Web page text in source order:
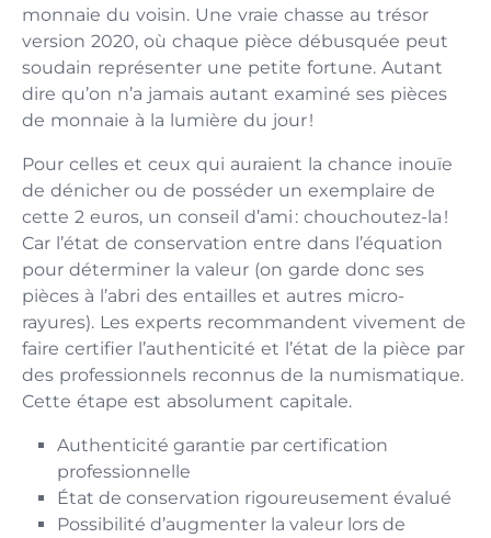
monnaie du voisin. Une vraie chasse au trésor
version 2020, où chaque pièce débusquée peut
soudain représenter une petite fortune. Autant
dire qu’on n’a jamais autant examiné ses pièces
de monnaie à la lumière du jour !
Pour celles et ceux qui auraient la chance inouïe
de dénicher ou de posséder un exemplaire de
cette 2 euros, un conseil d’ami : chouchoutez-la !
Car l’état de conservation entre dans l’équation
pour déterminer la valeur (on garde donc ses
pièces à l’abri des entailles et autres micro-
rayures). Les experts recommandent vivement de
faire certifier l’authenticité et l’état de la pièce par
des professionnels reconnus de la numismatique.
Cette étape est absolument capitale.
Authenticité garantie par certification
professionnelle
État de conservation rigoureusement évalué
Possibilité d’augmenter la valeur lors de